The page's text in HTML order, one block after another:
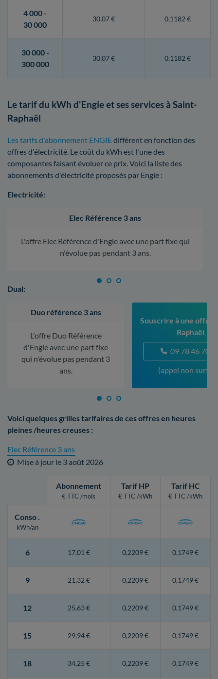
4 000 -
30 000
30,07 € 0,1182 €
30 000 -
300 000
30,07 € 0,1182 €
Le tarif du kWh d'Engie et ses services à Saint-
Raphaël
Les tarifs d'abonnement ENGIEdiffèrent en fonction des
offres d'électricité. Le coût du kWh est l'une des
composantes faisant évoluer ce prix. Voici la liste des
abonnements d'électricité proposés par Engie :
Electricité:
Elec Référence 3 ans
L'offre Elec Référence d'Engie avec une part fixe qui
n'évolue pas pendant 3 ans.
Dual:
Duo référence 3 ans
L'offre Duo Référence
d'Engie avec une part fixe
qui n'évolue pas pendant 3
ans.
Souscrire à une offre
Raphaël
09 78 46 70
(appel non
Voici quelques grilles tarifaires de ces offres en heures
pleines /heures creuses :
Elec Référence 3 ans
Mise à jour le 3 août 2026
Abonnement
€ TTC /mois
Tarif HP
€ TTC /kWh
Tarif HC
€ TTC /kWh
Conso.
kWh/an
6 17,01 € 0,2209 € 0,1749 €
9 21,32 € 0,2209 € 0,1749 €
12 25,63 € 0,2209 € 0,1749 €
15 29,94 € 0,2209 € 0,1749 €
18 34,25 € 0,2209 € 0,1749 €